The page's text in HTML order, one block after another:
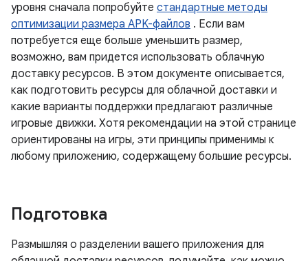
уровня сначала попробуйте стандартные методы
оптимизации размера APK-файлов . Если вам
потребуется еще больше уменьшить размер,
возможно, вам придется использовать облачную
доставку ресурсов. В этом документе описывается,
как подготовить ресурсы для облачной доставки и
какие варианты поддержки предлагают различные
игровые движки. Хотя рекомендации на этой странице
ориентированы на игры, эти принципы применимы к
любому приложению, содержащему большие ресурсы.
Подготовка
Размышляя о разделении вашего приложения для